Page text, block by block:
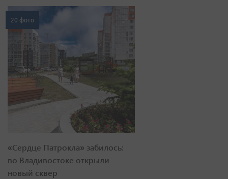
20 фото
«Сердце Патрокла» забилось:
во Владивостоке открыли
новый сквер